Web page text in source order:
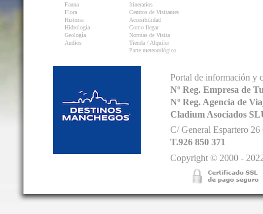
Fauna
Flora
Historia
Hidrología
Geología
Audios
Itinerarios
Centros de Visitantes
Accesibilidad
Como llegar
Normas de Visita
Tienda / Alquiler
Parte meteorológico
Portal de información y
Nº Reg. Empresa de
Nº Reg. Agencia de
Cladium Asociados
C/ General Espartero
T.926 850 371
Copyright © 2000 -